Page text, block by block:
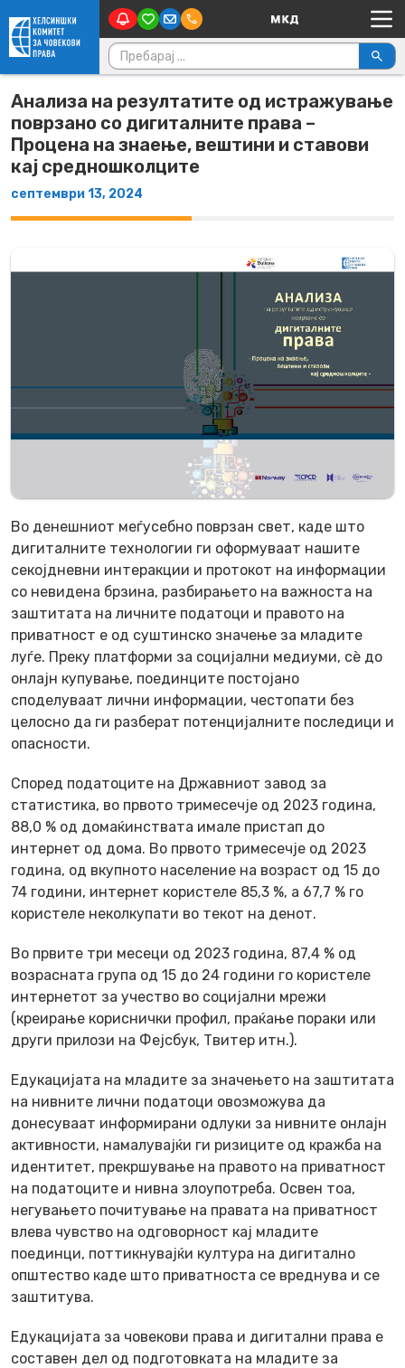
Skip to content Main Navigation
Пребарувај за:
Анализа на резултатите од истражување
поврзано со дигиталните права –
Процена на знаење, вештини и ставови
кај средношколците
септември 13, 2024
Во денешниот меѓусебно поврзан свет, каде што
дигиталните технологии ги оформуваат нашите
секојдневни интеракции и протокот на информации
со невидена брзина, разбирањето на важноста на
заштитата на личните податоци и правото на
приватност е од суштинско значење за младите
луѓе. Преку платформи за социјални медиуми, сè до
онлајн купување, поединците постојано
споделуваат лични информации, честопати без
целосно да ги разберат потенцијалните последици и
опасности.
Според податоците на Државниот завод за
статистика, во првото тримесечје од 2023 година,
88,0 % од домаќинствата имале пристап до
интернет од дома. Во првото тримесечје од 2023
година, од вкупното население на возраст од 15 до
74 години, интернет користеле 85,3 %, а 67,7 % го
користеле неколкупати во текот на денот.
Во првите три месеци од 2023 година, 87,4 % од
возрасната група од 15 до 24 години го користеле
интернетот за учество во социјални мрежи
(креирање кориснички профил, праќање пораки или
други прилози на Фејсбук, Твитер итн.).
Едукацијата на младите за значењето на заштитата
на нивните лични податоци овозможува да
донесуваат информирани одлуки за нивните онлајн
активности, намалувајќи ги ризиците од кражба на
идентитет, прекршување на правото на приватност
на податоците и нивна злоупотреба. Освен тоа,
негувањето почитување на правата на приватност
влева чувство на одговорност кај младите
поединци, поттикнувајќи култура на дигитално
општество каде што приватноста се вреднува и се
заштитува.
Едукацијата за човекови права и дигитални права е
составен дел од подготовката на младите за